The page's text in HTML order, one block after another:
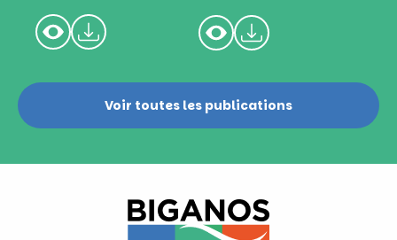
Voir toutes les publications